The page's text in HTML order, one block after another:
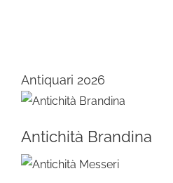
Antiquari 2026
Antichità Brandina